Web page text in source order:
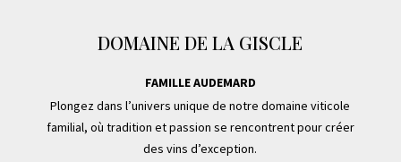
DOMAINE DE LA GISCLE
FAMILLE AUDEMARD
Plongez dans l’univers unique de notre domaine viticole
familial, où tradition et passion se rencontrent pour créer
des vins d’exception.